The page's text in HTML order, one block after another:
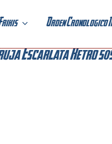
Orden Cronologico
Escarlata Retro